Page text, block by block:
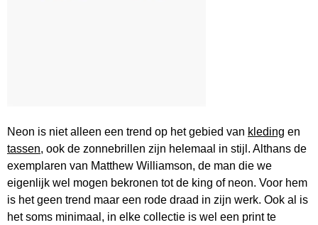
Neon is niet alleen een trend op het gebied van kleding en
tassen, ook de zonnebrillen zijn helemaal in stijl. Althans de
exemplaren van Matthew Williamson, de man die we
eigenlijk wel mogen bekronen tot de king of neon. Voor hem
is het geen trend maar een rode draad in zijn werk. Ook al is
het soms minimaal, in elke collectie is wel een print te